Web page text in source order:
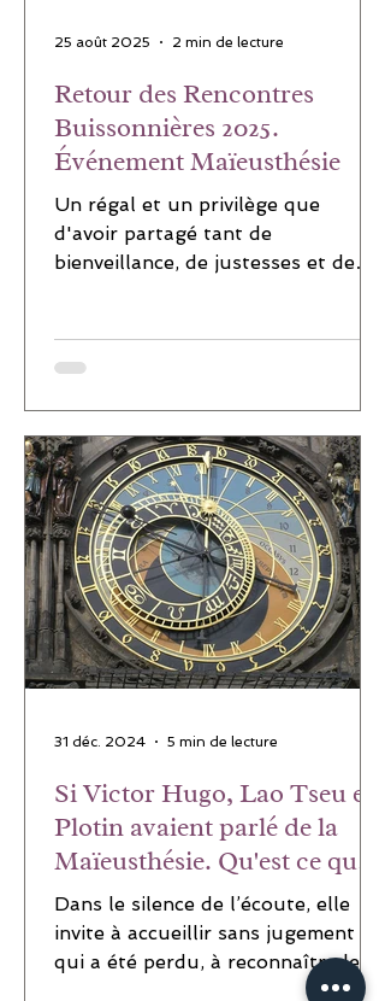
Retour des Rencontres
Buissonnières 2025.
Événement Maïeusthésie
Un régal et un privilège que
d'avoir partagé tant de
bienveillance, de justesses et de
25 août 2025 2 min de lecture
Si Victor Hugo, Lao Tseu et
Plotin avaient parlé de la
Maïeusthésie. Qu'est ce que
la maïeusthésie ?
Dans le silence de l’écoute, elle
invite à accueillir sans jugement ce
qui a été perdu, à reconnaître les
fragments dispersés du soi, comme
31 déc. 2024 5 min de lecture